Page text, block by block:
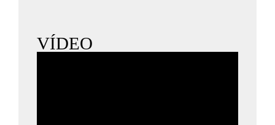
VÍDEO